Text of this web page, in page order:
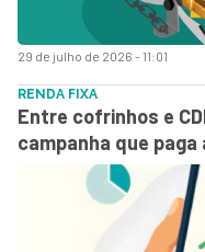
29 de julho de 2026 - 11:01
RENDA FIXA
Entre cofrinhos e
campanha que paga